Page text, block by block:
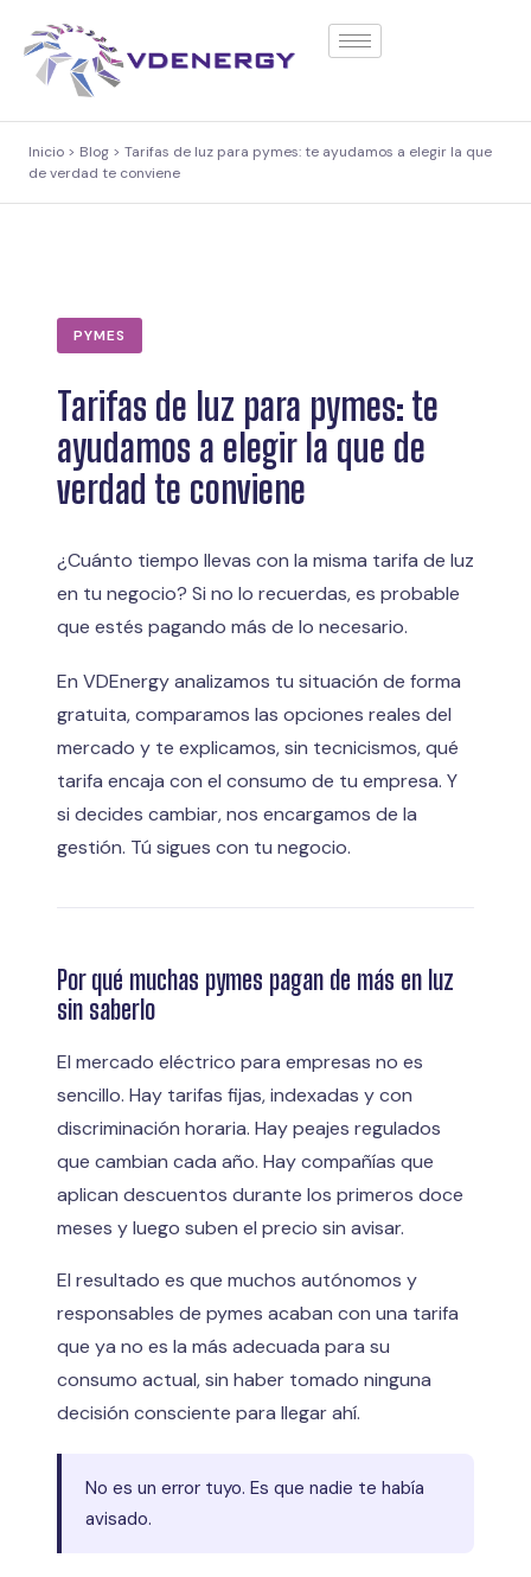
Inicio > Blog > Tarifas de luz para pymes: te ayudamos a elegir la que
de verdad te conviene
PYMES
Tarifas de luz para pymes: te
ayudamos a elegir la que de
verdad te conviene
¿Cuánto tiempo llevas con la misma tarifa de luz
en tu negocio? Si no lo recuerdas, es probable
que estés pagando más de lo necesario.
En VDEnergy analizamos tu situación de forma
gratuita, comparamos las opciones reales del
mercado y te explicamos, sin tecnicismos, qué
tarifa encaja con el consumo de tu empresa. Y
si decides cambiar, nos encargamos de la
gestión. Tú sigues con tu negocio.
Por qué muchas pymes pagan de más en luz
sin saberlo
El mercado eléctrico para empresas no es
sencillo. Hay tarifas fijas, indexadas y con
discriminación horaria. Hay peajes regulados
que cambian cada año. Hay compañías que
aplican descuentos durante los primeros doce
meses y luego suben el precio sin avisar.
El resultado es que muchos autónomos y
responsables de pymes acaban con una tarifa
que ya no es la más adecuada para su
consumo actual, sin haber tomado ninguna
decisión consciente para llegar ahí.
No es un error tuyo. Es que nadie te había
avisado.